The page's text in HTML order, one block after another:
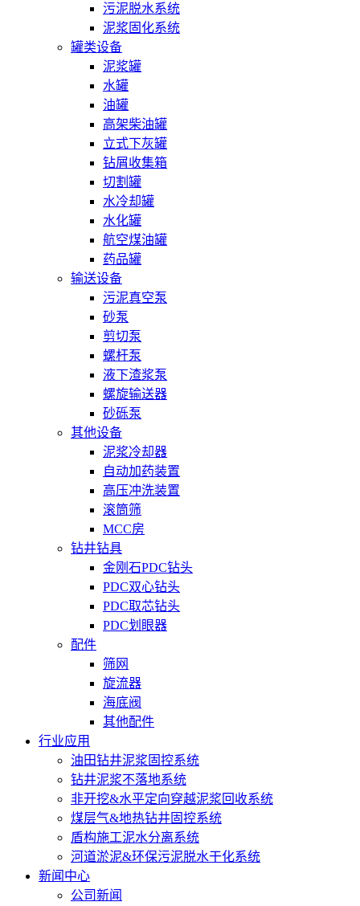
污泥脱水系统
泥浆固化系统
罐类设备
泥浆罐
水罐
油罐
高架柴油罐
立式下灰罐
钻屑收集箱
切割罐
水冷却罐
水化罐
航空煤油罐
药品罐
输送设备
污泥真空泵
砂泵
剪切泵
螺杆泵
液下渣浆泵
螺旋输送器
砂砾泵
其他设备
泥浆冷却器
自动加药装置
高压冲洗装置
滚筒筛
MCC房
钻井钻具
金刚石PDC钻头
PDC双心钻头
PDC取芯钻头
PDC划眼器
配件
筛网
旋流器
海底阀
其他配件
行业应用
油田钻井泥浆固控系统
钻井泥浆不落地系统
非开挖&水平定向穿越泥浆回收系统
煤层气&地热钻井固控系统
盾构施工泥水分离系统
河道淤泥&环保污泥脱水干化系统
新闻中心
公司新闻